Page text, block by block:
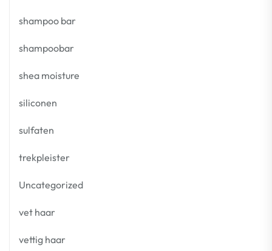
shampoo bar
shampoobar
shea moisture
siliconen
sulfaten
trekpleister
Uncategorized
vet haar
vettig haar